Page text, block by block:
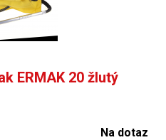
ERMAK 20 žlutý
Na dotaz